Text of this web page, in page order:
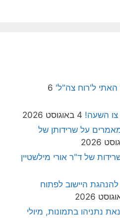
האתי ל'רוח צה"ל' 6
צו השעה! 4 באוגוסט 2026
על שרידותן של
של ד"ר אורי מילשטיין
היישוב לפתוח
נתניהו בתמונות, מיולי